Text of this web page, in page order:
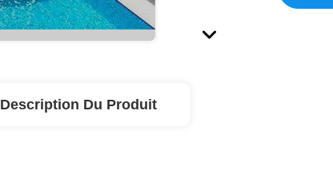
Description Du Produit